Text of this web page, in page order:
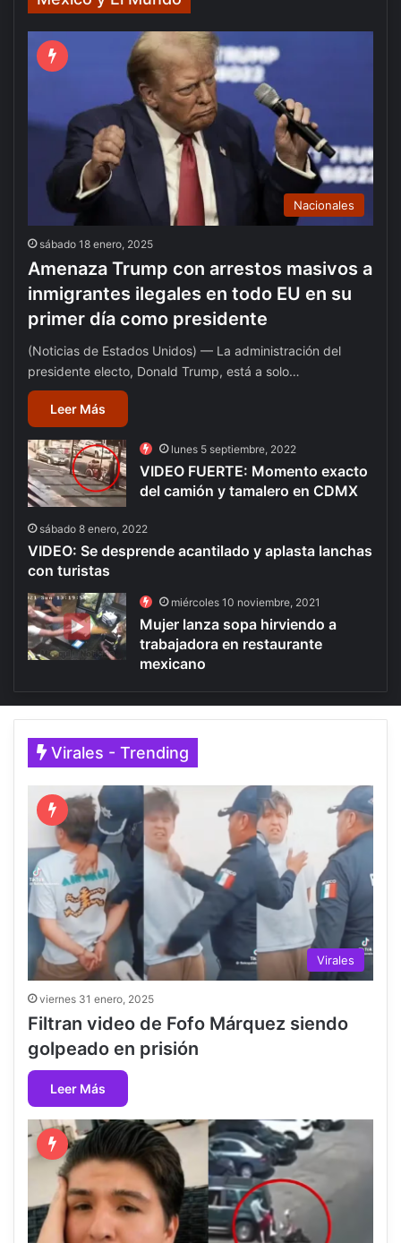
Nacionales
sábado 18 enero, 2025
Amenaza Trump con arrestos masivos a
inmigrantes ilegales en todo EU en su
primer día como presidente
(Noticias de Estados Unidos) — La administración del
presidente electo, Donald Trump, está a solo…
Leer Más
lunes 5 septiembre, 2022
VIDEO FUERTE: Momento exacto
del camión y tamalero en CDMX
sábado 8 enero, 2022
VIDEO: Se desprende acantilado y aplasta lanchas
con turistas
miércoles 10 noviembre, 2021
Mujer lanza sopa hirviendo a
trabajadora en restaurante
mexicano
Virales - Trending
Virales
viernes 31 enero, 2025
Filtran video de Fofo Márquez siendo
golpeado en prisión
Leer Más